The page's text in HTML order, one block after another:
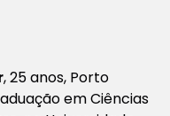
, 25 anos, Porto
em Ciências